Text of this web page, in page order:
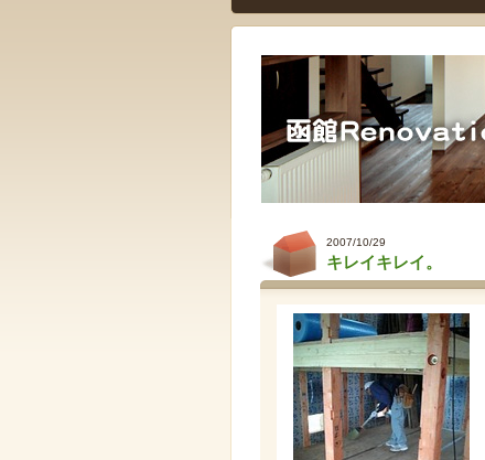
2007/10/29
キレイキレイ。